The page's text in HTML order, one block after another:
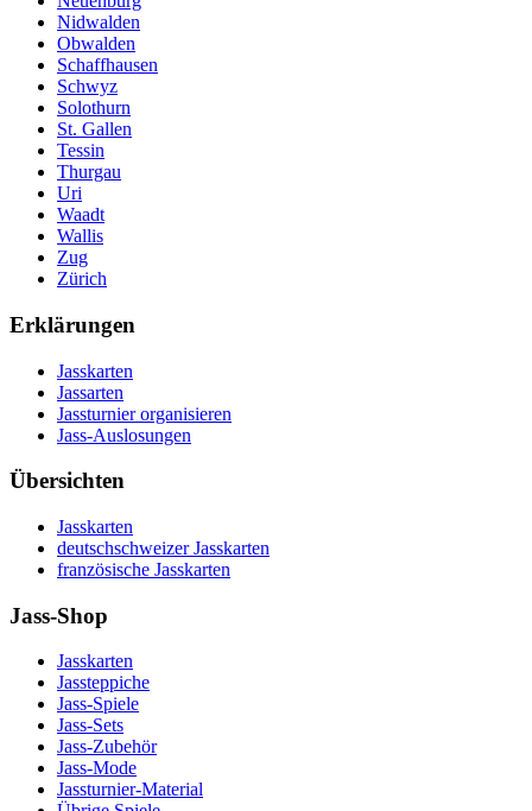
Nidwalden
Obwalden
Schaffhausen
Schwyz
Solothurn
St. Gallen
Tessin
Thurgau
Uri
Waadt
Wallis
Zug
Zürich
Erklärungen
Jasskarten
Jassarten
Jassturnier organisieren
Jass-Auslosungen
Übersichten
Jasskarten
deutschschweizer Jasskarten
französische Jasskarten
Jass-Shop
Jasskarten
Jassteppiche
Jass-Spiele
Jass-Sets
Jass-Zubehör
Jass-Mode
Jassturnier-Material